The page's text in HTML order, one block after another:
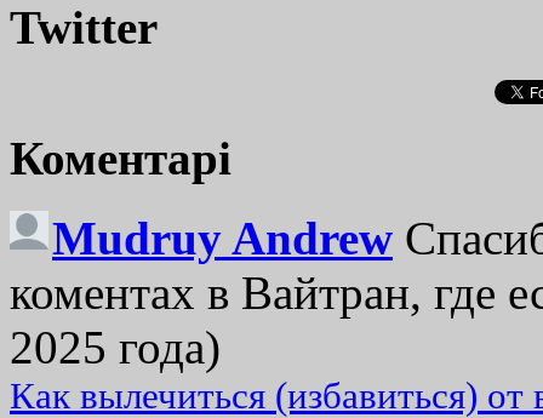
Twitter
Коментарі
Mudruy Andrew
коментах в Вайтран, где
2025 года)
Как вылечиться (избавиться)